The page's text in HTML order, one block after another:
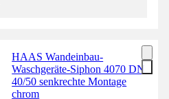
HAAS Wandeinbau-
Waschgeräte-Siphon 4070 DN
40/50 senkrechte Montage
chrom